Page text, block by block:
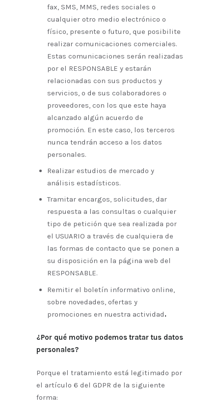
fax, SMS, MMS, redes sociales o
cualquier otro medio electrónico o
físico, presente o futuro, que posibilite
realizar comunicaciones comerciales.
Estas comunicaciones serán realizadas
por el RESPONSABLE y estarán
relacionadas con sus productos y
servicios, o de sus colaboradores o
proveedores, con los que este haya
alcanzado algún acuerdo de
promoción. En este caso, los terceros
nunca tendrán acceso a los datos
personales.
Realizar estudios de mercado y
análisis estadísticos.
Tramitar encargos, solicitudes, dar
respuesta a las consultas o cualquier
tipo de petición que sea realizada por
el USUARIO a través de cualquiera de
las formas de contacto que se ponen a
su disposición en la página web del
RESPONSABLE.
Remitir el boletín informativo online,
sobre novedades, ofertas y
promociones en nuestra actividad.
¿Por qué motivo podemos tratar tus datos
personales?
Porque el tratamiento está legitimado por
el artículo 6 del GDPR de la siguiente
forma: